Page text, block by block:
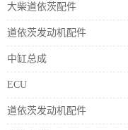
大柴道依茨配件
道依茨发动机配件
中缸总成
ECU
道依茨发动机配件